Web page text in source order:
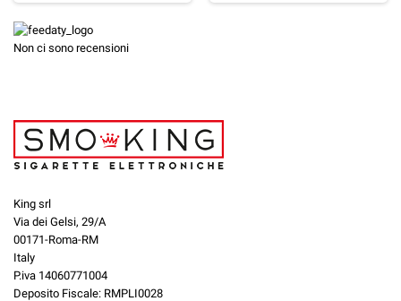
Non ci sono recensioni
King srl
Via dei Gelsi, 29/A
00171-Roma-RM
Italy
P.iva 14060771004
Deposito Fiscale: RMPLI0028